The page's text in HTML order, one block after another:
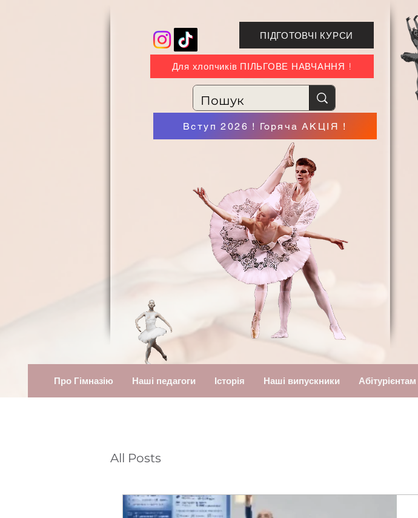
ПІДГОТОВЧІ КУРСИ
Про Гімназію Наші педагоги Історія Наші випускники Абітурієнтам
Вступ 2026 ! Горяча АКЦІЯ !
Для хлопчиків ПІЛЬГОВЕ НАВЧАННЯ !
All Posts